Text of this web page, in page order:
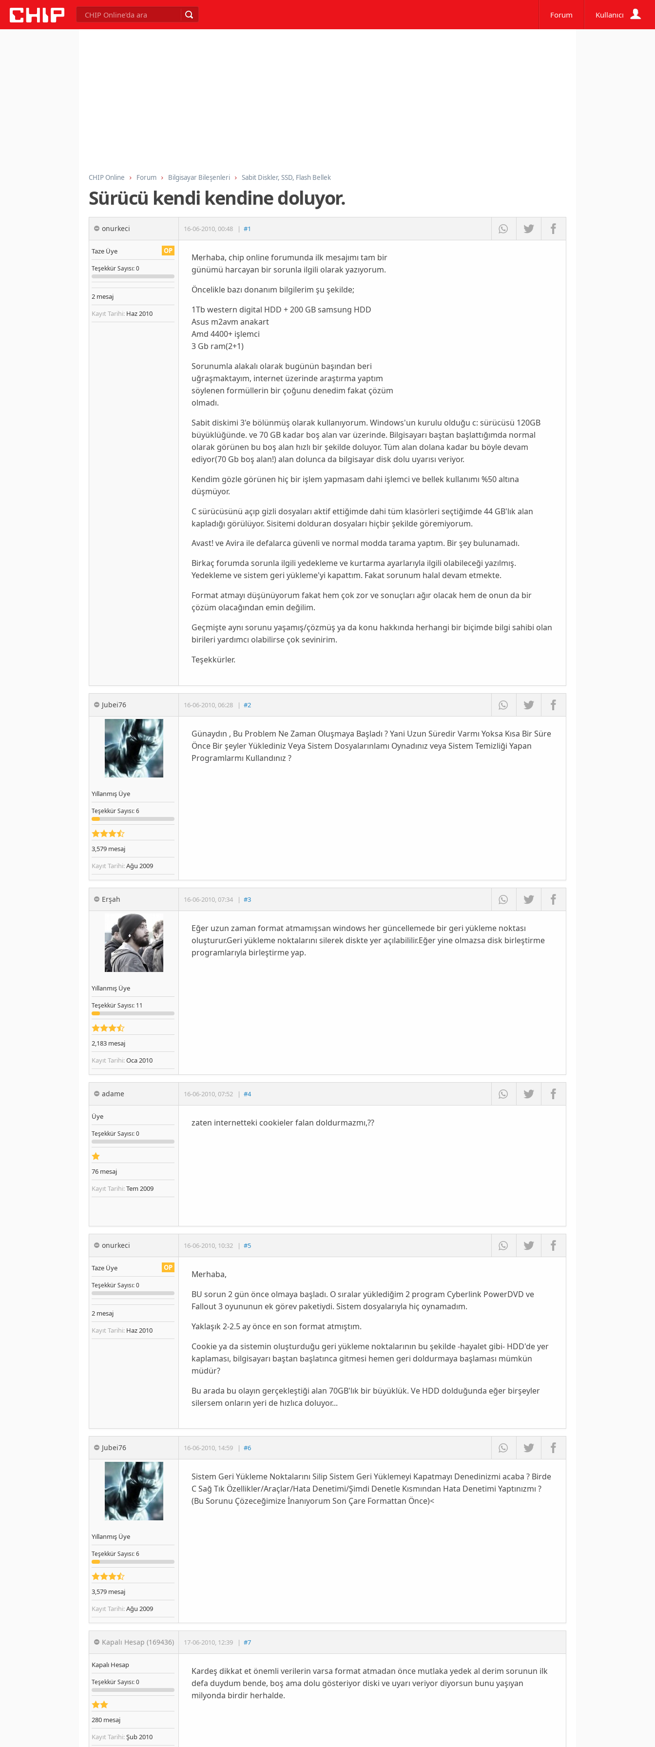
Forum Kullanıcı
CHIP Online Forum Bilgisayar Bileşenleri Sabit Diskler, SSD, Flash Bellek
Sürücü kendi kendine doluyor.
onurkeci 16-06-2010,00:48 | #1
OP
Taze Üye
TeşekkürSayısı: 0
2 mesaj
Kayıt Tarihi: Haz 2010
Merhaba, chip online forumunda ilk mesajımı tam bir
günümü harcayan bir sorunla ilgili olarak yazıyorum.
Öncelikle bazı donanım bilgilerim şu şekilde;
1Tb western digital HDD + 200 GB samsung HDD
Asus m2avm anakart
Amd 4400+ işlemci
3 Gb ram(2+1)
Sorunumla alakalı olarak bugünün başından beri
uğraşmaktayım, internet üzerinde araştırma yaptım
söylenen formüllerin bir çoğunu denedim fakat çözüm
olmadı.
Sabit diskimi 3'e bölünmüş olarak kullanıyorum. Windows'un kurulu olduğu c: sürücüsü 120GB
büyüklüğünde. ve 70 GB kadar boş alan var üzerinde. Bilgisayarı baştan başlattığımda normal
olarak görünen bu boş alan hızlı bir şekilde doluyor. Tüm alan dolana kadar bu böyle devam
ediyor(70 Gb boş alan!) alan dolunca da bilgisayar disk dolu uyarısı veriyor.
Kendim gözle görünen hiç bir işlem yapmasam dahi işlemci ve bellek kullanımı %50 altına
düşmüyor.
C sürücüsünü açıp gizli dosyaları aktif ettiğimde dahi tüm klasörleri seçtiğimde 44 GB'lık alan
kapladığı görülüyor. Sisitemi dolduran dosyaları hiçbir şekilde göremiyorum.
Avast! ve Avira ile defalarca güvenli ve normal modda tarama yaptım. Bir şey bulunamadı.
Birkaç forumda sorunla ilgili yedekleme ve kurtarma ayarlarıyla ilgili olabileceği yazılmış.
Yedekleme ve sistem geri yükleme'yi kapattım. Fakat sorunum halal devam etmekte.
Format atmayı düşünüyorum fakat hem çok zor ve sonuçları ağır olacak hem de onun da bir
çözüm olacağından emin değilim.
Geçmişte aynı sorunu yaşamış/çözmüş ya da konu hakkında herhangi bir biçimde bilgi sahibi olan
birileri yardımcı olabilirse çok sevinirim.
Teşekkürler.
Jubei76 16-06-2010,06:28 | #2
Yıllanmış Üye
TeşekkürSayısı: 6
3,579 mesaj
Kayıt Tarihi:Ağu 2009
Günaydın , Bu Problem Ne Zaman Oluşmaya Başladı ? Yani Uzun Süredir Varmı Yoksa Kısa Bir Süre
Önce Bir şeyler Yüklediniz Veya Sistem Dosyalarınlamı Oynadınız veya Sistem Temizliği Yapan
Programlarmı Kullandınız ?
Erşah 16-06-2010,07:34 | #3
Yıllanmış Üye
TeşekkürSayısı: 11
2,183 mesaj
Kayıt Tarihi:Oca 2010
Eğer uzun zaman format atmamışsan windows her güncellemede bir geri yükleme noktası
oluşturur.Geri yükleme noktalarını silerek diskte yer açılabililir.Eğer yine olmazsa disk birleştirme
programlarıyla birleştirme yap.
adame 16-06-2010,07:52 | #4
Üye
TeşekkürSayısı: 0
76 mesaj
Kayıt Tarihi:Tem 2009
zaten internetteki cookieler falan doldurmazmı,??
onurkeci 16-06-2010, 10:32 | #5
OP
Taze Üye
TeşekkürSayısı: 0
2 mesaj
Kayıt Tarihi: Haz 2010
Merhaba,
BU sorun 2 gün önce olmaya başladı. O sıralar yüklediğim 2 program Cyberlink PowerDVD ve
Fallout 3 oyununun ek görev paketiydi. Sistem dosyalarıyla hiç oynamadım.
Yaklaşık 2-2.5 ay önce en son format atmıştım.
Cookie ya da sistemin oluşturduğu geri yükleme noktalarının bu şekilde -hayalet gibi- HDD'de yer
kaplaması, bilgisayarı baştan başlatınca gitmesi hemen geri doldurmaya başlaması mümkün
müdür?
Bu arada bu olayın gerçekleştiği alan 70GB'lık bir büyüklük. Ve HDD dolduğunda eğer birşeyler
silersem onların yeri de hızlıca doluyor...
Jubei76 16-06-2010, 14:59 | #6
Yıllanmış Üye
TeşekkürSayısı: 6
3,579 mesaj
Kayıt Tarihi:Ağu 2009
Sistem Geri Yükleme Noktalarını Silip Sistem Geri Yüklemeyi Kapatmayı Denedinizmi acaba ? Birde
C Sağ Tık Özellikler/Araçlar/Hata Denetimi/Şimdi Denetle Kısmından Hata Denetimi Yaptınızmı ?
(Bu Sorunu Çözeceğimize İnanıyorum Son Çare Formattan Önce)<
Kapalı Hesap (169436) 17-06-2010, 12:39 | #7
Kapalı Hesap
TeşekkürSayısı: 0
280 mesaj
Kayıt Tarihi:Şub 2010
Kardeş dikkat et önemli verilerin varsa format atmadan önce mutlaka yedek al derim sorunun ilk
defa duydum bende, boş ama dolu gösteriyor diski ve uyarı veriyor diyorsun bunu yaşıyan
milyonda birdir herhalde.